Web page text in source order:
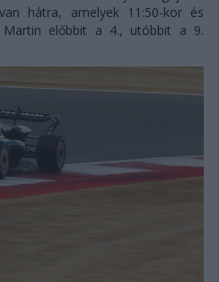
hátra, amelyek 11:50-kor és
Martin előbbit a 4., utóbbit a 9.